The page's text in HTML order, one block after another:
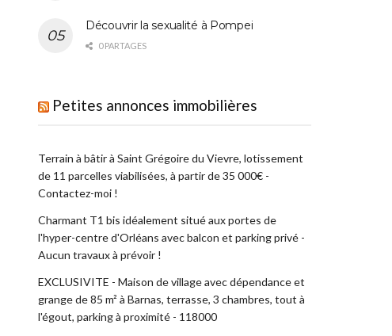
Découvrir la sexualité à Pompei
0 PARTAGES
Petites annonces immobilières
Terrain à bâtir à Saint Grégoire du Vievre, lotissement
de 11 parcelles viabilisées, à partir de 35 000€ -
Contactez-moi !
Charmant T1 bis idéalement situé aux portes de
l'hyper-centre d'Orléans avec balcon et parking privé -
Aucun travaux à prévoir !
EXCLUSIVITE - Maison de village avec dépendance et
grange de 85 m² à Barnas, terrasse, 3 chambres, tout à
l'égout, parking à proximité - 118000